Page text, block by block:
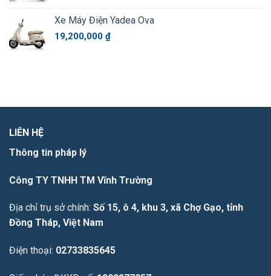
Xe Máy Điện Yadea Ova
19,200,000 ₫
LIÊN HỆ
Thông tin pháp lý
Công TY TNHH TM Vĩnh Trường
Địa chỉ trụ sở chính: Số 15, ô 4, khu 3, xã Chợ Gạo, tỉnh
Đồng Tháp, Việt Nam
Điện thoại: 02733835645